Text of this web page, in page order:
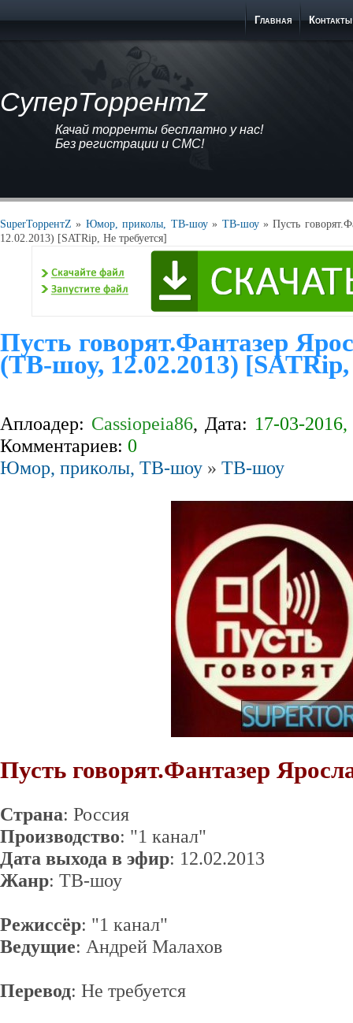
СуперТоррентZ
Качай торренты бесплатно у нас!
Без регистрации и СМС!
Главная Контакты
SuperТоррентZ » Юмор, приколы, ТВ-шоу» ТВ-шоу» Пусть
12.02.2013) [SATRip, Не требуется]
Пусть говорят.Фантазер
(ТВ-шоу, 12.02.2013) [SATRip,
Аплоадер: Cassiopeia86, Дата: 17-03-
Комментариев: 0
Юмор, приколы, ТВ-шоу » ТВ-шоу
Пусть говорят.Фантазер
Страна: Россия
Производство: "1 канал"
Дата выхода в эфир: 12.02.2013
Жанр: ТВ-шоу
Режиссёр: "1 канал"
Ведущие: Андрей Малахов
Перевод: Не требуется